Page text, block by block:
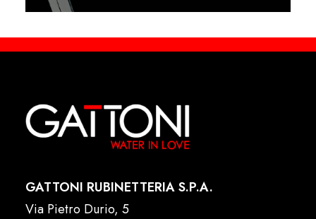
GATTONI RUBINETTERIA S.P.A.
Via Pietro Durio, 5